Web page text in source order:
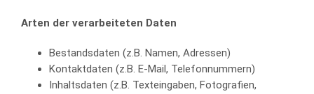
Arten der verarbeiteten Daten
Bestandsdaten (z.B. Namen, Adressen)
Kontaktdaten (z.B. E-Mail, Telefonnummern)
Inhaltsdaten (z.B. Texteingaben, Fotografien,